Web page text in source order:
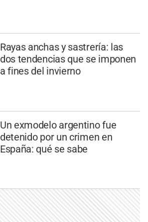
Rayas anchas y sastrería: las
dos tendencias que se imponen
a fines del invierno
Un exmodelo argentino fue
detenido por un crimen en
España: qué se sabe